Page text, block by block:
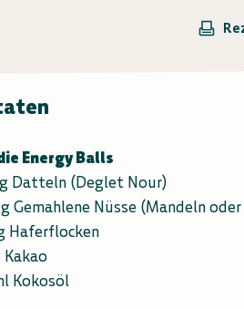
Energy Balls
Datteln (Deglet Nour)
Gemahlene Nüsse (Mandeln
Haferflocken
Kokosöl